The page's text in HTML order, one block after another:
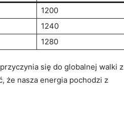
1200
1240
1280
się do ‍globalnej‌ walki⁢ z
że nasza energia pochodzi z